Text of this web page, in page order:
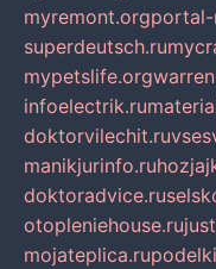
myremont.orgportal-
superdeutsch.ru
mypetslife.org
infoelectrik.ru
doktorvilechit.ru
manikjurinfo.ru
doktoradvice.ru
otopleniehouse.ru
mojateplica.ru